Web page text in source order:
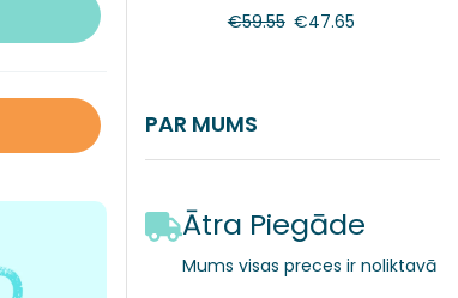
€59.55 €47.65
PAR MUMS
Ātra Piegāde
Mums visas preces ir noliktavā